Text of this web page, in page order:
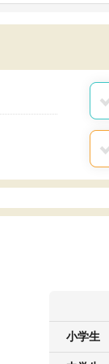
あれば自学自習で
からず辞めること
小学生